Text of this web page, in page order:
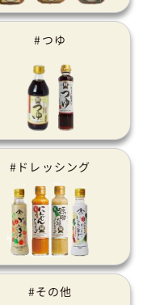
#つゆ
#ドレッシング
#その他